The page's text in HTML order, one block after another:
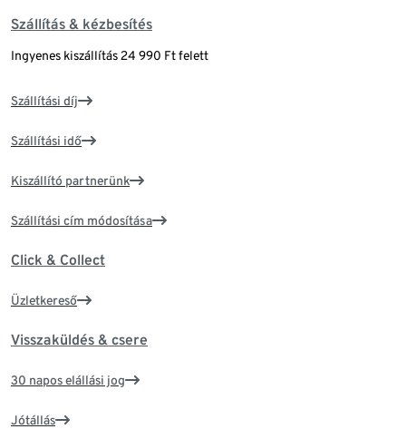
Szállítás & kézbesítés
Ingyenes kiszállítás 24 990 Ft felett
Szállítási díj
Szállítási idő
Kiszállító partnerünk
Szállítási cím módosítása
Click & Collect
Üzletkereső
Visszaküldés & csere
30 napos elállási jog
Jótállás